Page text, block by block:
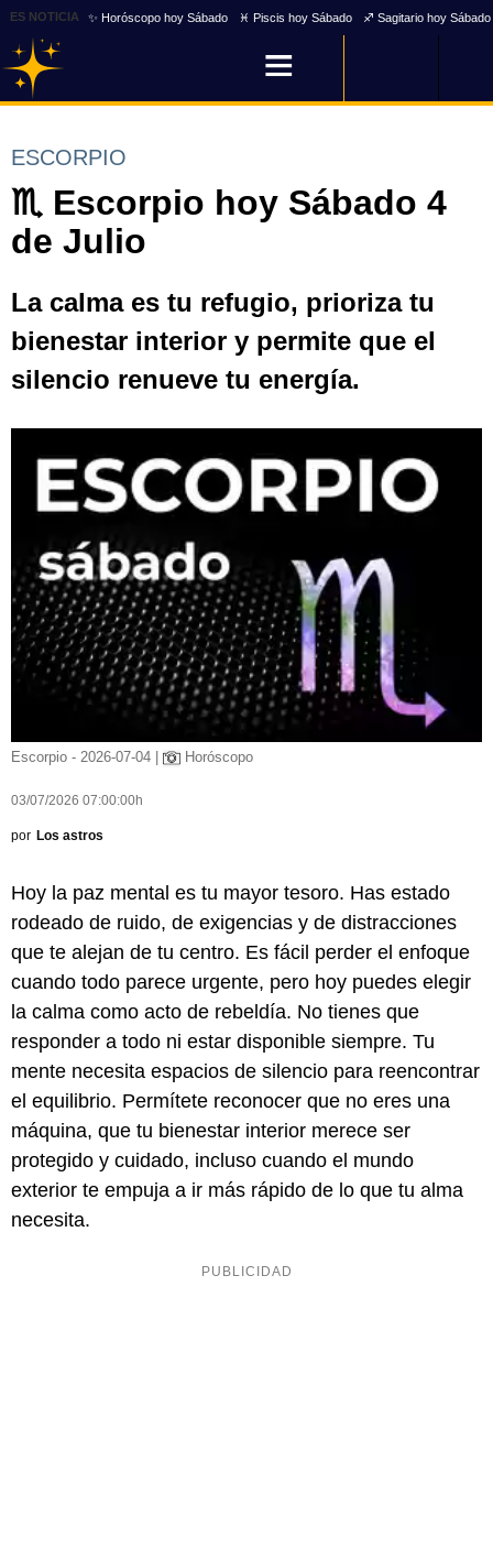
ES NOTICIA ✨ Horóscopo hoy Sábado ♓ Piscis hoy Sábado ♐ Sagitario hoy Sábado
ESCORPIO
♏ Escorpio hoy Sábado 4
de Julio
La calma es tu refugio, prioriza tu
bienestar interior y permite que el
silencio renueve tu energía.
Escorpio - 2026-07-04 | Horóscopo
03/07/2026 07:00:00h
por Los astros
Hoy la paz mental es tu mayor tesoro. Has estado
rodeado de ruido, de exigencias y de distracciones
que te alejan de tu centro. Es fácil perder el enfoque
cuando todo parece urgente, pero hoy puedes elegir
la calma como acto de rebeldía. No tienes que
responder a todo ni estar disponible siempre. Tu
mente necesita espacios de silencio para reencontrar
el equilibrio. Permítete reconocer que no eres una
máquina, que tu bienestar interior merece ser
protegido y cuidado, incluso cuando el mundo
exterior te empuja a ir más rápido de lo que tu alma
necesita.